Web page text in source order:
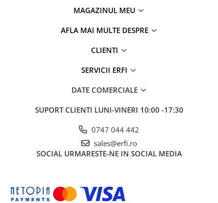
MAGAZINUL MEU
AFLA MAI MULTE DESPRE
CLIENTI
SERVICII ERFI
DATE COMERCIALE
SUPORT CLIENTI LUNI-VINERI 10:00 -17:30
0747 044 442
sales@erfi.ro
SOCIAL URMARESTE-NE IN SOCIAL MEDIA